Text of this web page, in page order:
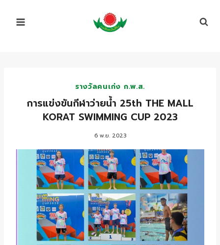
รางวัลคนเก่ง ก.พ.ส.
การแข่งขันกีฬาว่ายน้ำ 25th THE MALL
KORAT SWIMMING CUP 2023
6 พ.ย. 2023